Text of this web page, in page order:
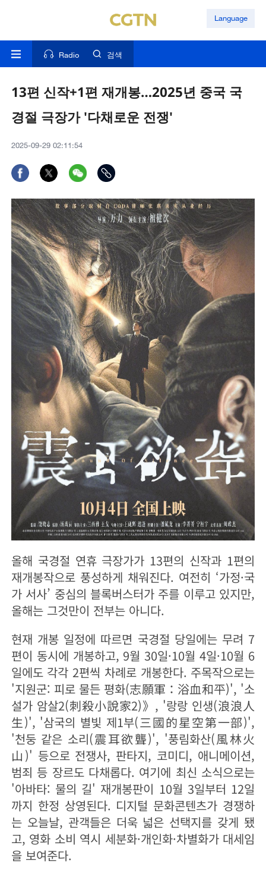
Language
Radio 검색
13편 신작+1편 재개봉…2025년 중국 국
경절 극장가 '다채로운 전쟁'
2025-09-29 02:11:54
올해 국경절 연휴 극장가가 13편의 신작과 1편의
재개봉작으로 풍성하게 채워진다. 여전히 ‘가정·국
가 서사’ 중심의 블록버스터가 주를 이루고 있지만,
올해는 그것만이 전부는 아니다.
현재 개봉 일정에 따르면 국경절 당일에는 무려 7
편이 동시에 개봉하고, 9월 30일·10월 4일·10월 6
일에도 각각 2편씩 차례로 개봉한다. 주목작으로는
'지원군: 피로 물든 평화(志願軍：浴血和平)', '소
설가 암살2(刺殺小說家2)》, '랑랑 인생(浪浪人
生)', '삼국의 별빛 제1부(三國的星空第一部)',
'천둥 같은 소리(震耳欲聾)', '풍림화산(風林火
山)' 등으로 전쟁사, 판타지, 코미디, 애니메이션,
범죄 등 장르도 다채롭다. 여기에 최신 소식으로는
'아바타: 물의 길' 재개봉판이 10월 3일부터 12일
까지 한정 상영된다. 디지털 문화콘텐츠가 경쟁하
는 오늘날, 관객들은 더욱 넓은 선택지를 갖게 됐
고, 영화 소비 역시 세분화·개인화·차별화가 대세임
을 보여준다.